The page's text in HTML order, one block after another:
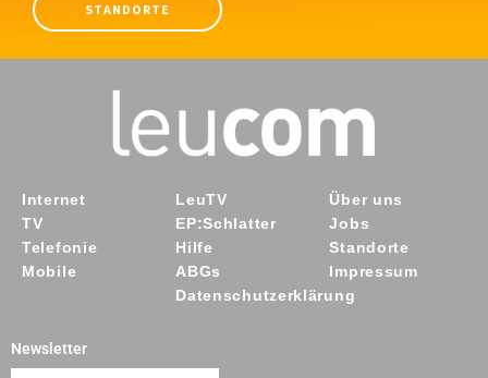
STANDORTE
Internet
TV
Telefonie
Mobile
LeuTV
EP:Schlatter
Hilfe
ABGs
Datenschutzerklärung
Über uns
Jobs
Standorte
Impressum
Newsletter